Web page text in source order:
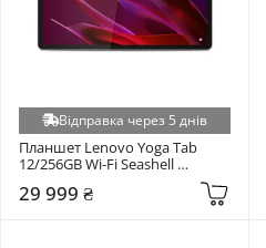
Відправка через 5 днів
Планшет Lenovo Yoga Tab
12/256GB Wi-Fi Seashell
29 999 ₴